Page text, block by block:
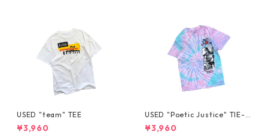
USED "team" TEE
¥3,960
USED "Poetic Justice" TIE-D
YE TEE
¥3,960